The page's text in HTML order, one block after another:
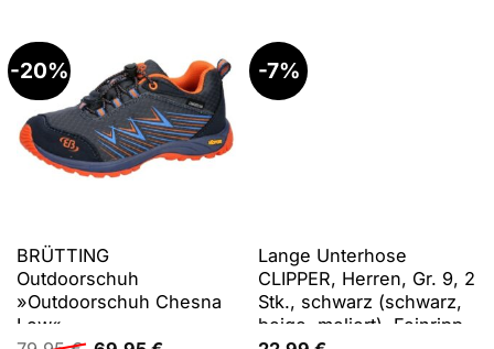
Unterhose, aus weichem
Single Jersey
-20%
BRÜTTING
Outdoorschuh
»Outdoorschuh Chesna
Low«
-7%
Lange Unterhose
CLIPPER, Herren, Gr. 9, 2
Stk., schwarz (schwarz,
beige, meliert), Feinripp,